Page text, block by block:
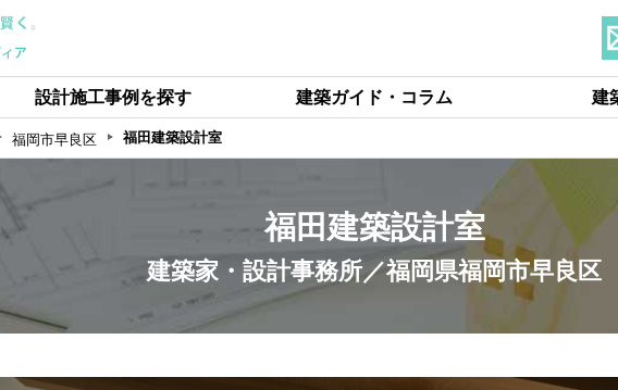
設計施工事例を探す 建築ガイド・コラム 建
福岡市早良区 福田建築設計室
福田建築設計室
建築家・設計事務所／福岡県福岡市早良区